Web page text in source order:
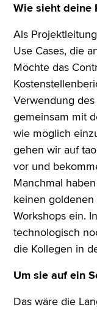
Wie sieht deine
Als
Use Cases, die
Möchte das
Verwendung des
gemeinsam mit
wie möglich
gehen wir auf
vor und
Manchmal
keinen
Workshops ein.
technologisch
die Kollegen in
Um sie auf ein
Das wäre die